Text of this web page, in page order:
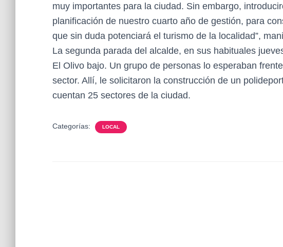
muy importantes para la ciudad. Sin embargo,
planificación de nuestro cuarto año de gestión, para
que sin duda potenciará el turismo de la localidad”,
La segunda parada del alcalde, en sus habituales
El Olivo bajo. Un grupo de personas lo esperaban
sector. Allí, le solicitaron la construcción de un
cuentan 25 sectores de la ciudad.
Categorías: LOCAL